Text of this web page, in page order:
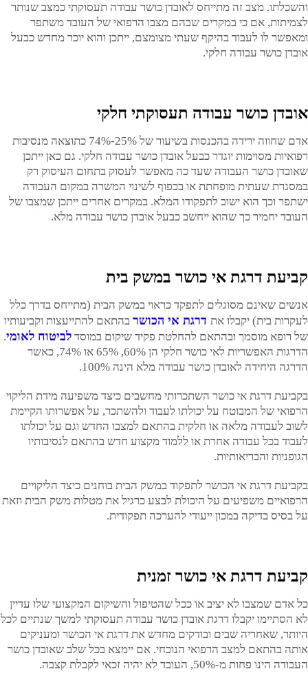
והשכלתו. מצב זה מתייחס לאובדן כושר עבודה תעסוקתי כמצב שנותר
לצמיתות, אם כי במקרים שבהם מצבו הרפואי של העובד משתפר
ומאפשר לו לעבוד בהיקף שעתי מצומצם, ייתכן והוא יוכר מחדש כבעל
אובדן כושר עבודה חלקי.
אובדן כושר עבודה תעסוקתי חלקי
אדם שחווה ירידה בהכנסות בשיעור של 25%-74% כתוצאה מנסיבות
רפואיות מסוימות יוגדר כבעל אובדן כושר עבודה חלקי. גם כאן ייתכן
שאובדן כושר העבודה שעד כה מאפשר לעסוק בתחום העיסוק רק
במסגרת שעתית מופחתת או בכפוף לשינוי המשרה במקום העבודה
ישתפר וכך הוא ישוב לתפקודו המלא. במקרים אחרים ייתכן שמצבו של
העובד יחמיר כך שהוא ייחשב כבעל אובדן כושר עבודה מלא.
קביעת דרגת אי כושר במשק בית
אנשים שאינם מסוגלים לתפקד כראוי במשק הבית (מתייחס בדרך כלל
לעקרות בית) יקבלו את דרגת אי הכושר בהתאם להתייעצות וקביעותיו
של רופא מוסמך ובהתאם להחלטת פקיד שיקום במוסד לביטוח לאומי.
הדרגות האפשריות לאי כושר חלקי הן 60%, 65% או 74%, כאשר
הדרגה היחידה לאובדן כושר עבודה מלא הינה 100%.
בקביעת דרגת אי כושר השתכרותי מחשבים כיצד משפיעה מידת הליקוי
הרפואי של המבוטח על יכולתו לעבוד ולהשתכר, על אפשרותו הקיימת
לשוב לעבודה מלאה או חלקית בהתאם למצבו החדש וגם על יכולתו
לעבוד בכל עבודה אחרת או ללמוד מקצוע חדש בהתאם לנסיבותיו
הגופניות והבריאותיות.
בקביעת דרגת אי הכושר לתפקוד במשק הבית בוחנים כיצד הליקויים
הרפואיים משפיעים על היכולת לבצע כרגיל את מטלות משק הבית וזאת
על בסיס בדיקה במכון ייעודי להערכה תפקודית.
קביעת דרגת אי כושר זמנית
כל אדם שמצבו לא יציב או ככל שהטיפול והשיקום המקצועי שלו עדיין
לא הסתיימו יקבלו דרגת אובדן כושר עבודה תעסוקתי למשך שנתיים לכל
היותר, שאחריה שבים ובודקים מחדש את דרגת אי הכושר ומעניקים
אותה בהתאם למצב הרפואי הנוכחי. אם יימצא בכל שלב שאובדן כושר
העבודה הינו פחות מ-50%, העובד לא יהיה זכאי לקבלת קצבה.